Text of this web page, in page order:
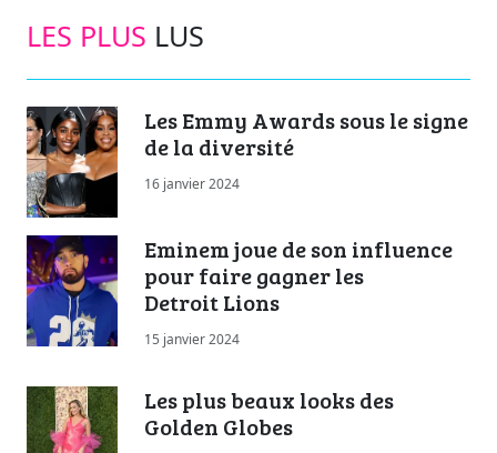
LES PLUS LUS
Les Emmy Awards sous le signe
de la diversité
16 janvier 2024
Eminem joue de son influence
pour faire gagner les
Detroit Lions
15 janvier 2024
Les plus beaux looks des
Golden Globes